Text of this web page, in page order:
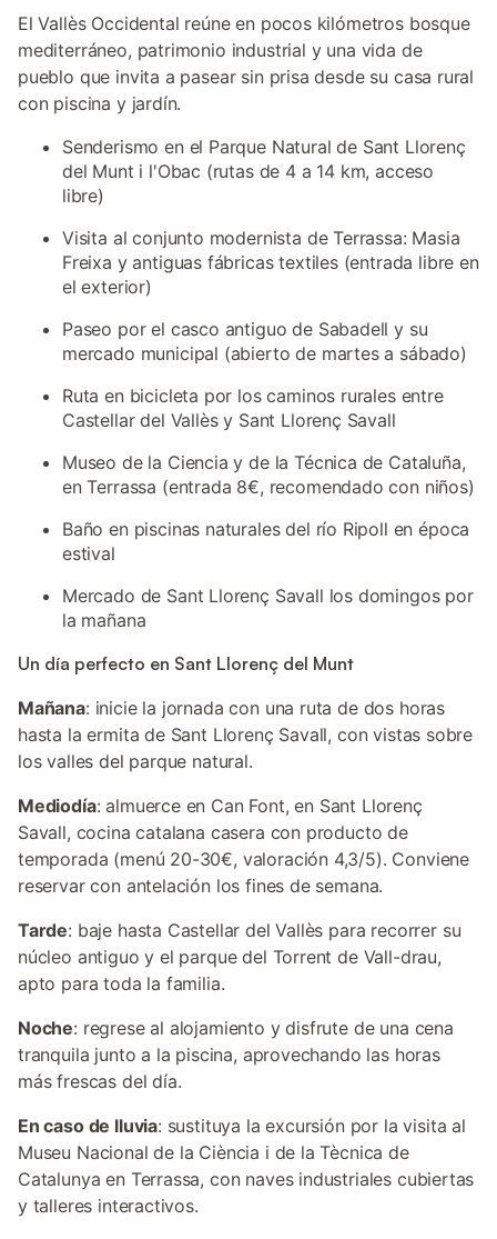
El Vallès Occidental reúne en pocos kilómetros bosque
mediterráneo, patrimonio industrial y una vida de
pueblo que invita a pasear sin prisa desde su casa rural
con piscina y jardín.
Senderismo en el Parque Natural de Sant Llorenç
del Munt i l'Obac (rutas de 4 a 14 km, acceso
libre)
Visita al conjunto modernista de Terrassa: Masia
Freixa y antiguas fábricas textiles (entrada libre en
el exterior)
Paseo por el casco antiguo de Sabadell y su
mercado municipal (abierto de martes a sábado)
Ruta en bicicleta por los caminos rurales entre
Castellar del Vallès y Sant Llorenç Savall
Museo de la Ciencia y de la Técnica de Cataluña,
en Terrassa (entrada 8€, recomendado con niños)
Baño en piscinas naturales del río Ripoll en época
estival
Mercado de Sant Llorenç Savall los domingos por
la mañana
Un día perfecto en Sant Llorenç del Munt
Mañana: inicie la jornada con una ruta de dos horas
hasta la ermita de Sant Llorenç Savall, con vistas sobre
los valles del parque natural.
Mediodía: almuerce en Can Font, en Sant Llorenç
Savall, cocina catalana casera con producto de
temporada (menú 20-30€, valoración 4,3/5). Conviene
reservar con antelación los fines de semana.
Tarde: baje hasta Castellar del Vallès para recorrer su
núcleo antiguo y el parque del Torrent de Vall-drau,
apto para toda la familia.
Noche: regrese al alojamiento y disfrute de una cena
tranquila junto a la piscina, aprovechando las horas
más frescas del día.
En caso de lluvia: sustituya la excursión por la visita al
Museu Nacional de la Ciència i de la Tècnica de
Catalunya en Terrassa, con naves industriales cubiertas
y talleres interactivos.